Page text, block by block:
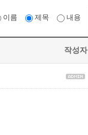
이름 제목 내용
작성자